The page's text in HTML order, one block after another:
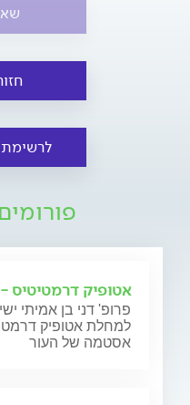
לרשימת
אטופיק
פרופ' דני בן אמיתי
למחלת אטופיק
אסטמה של העור